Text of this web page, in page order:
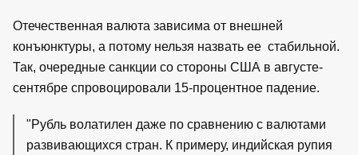
Отечественная валюта зависима от внешней
конъюнктуры, а потому нельзя назвать ее стабильной.
Так, очередные санкции со стороны США в августе-
сентябре спровоцировали 15-процентное падение.
"Рубль волатилен даже по сравнению с валютами
развивающихся стран. К примеру, индийская рупия